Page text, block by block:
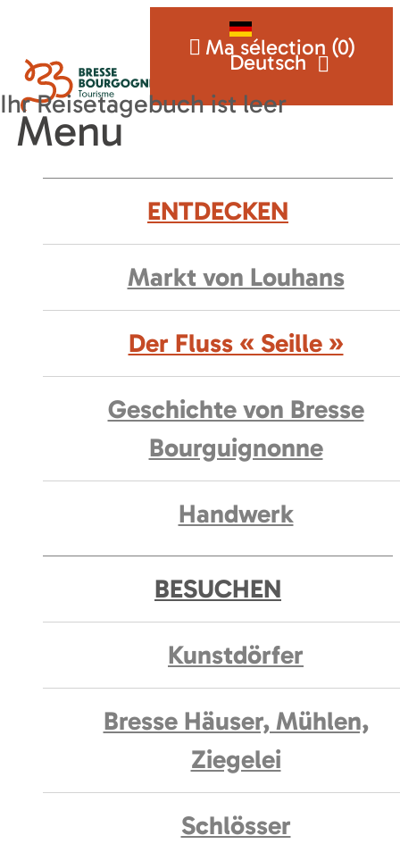
Deutsch
Ma sélection (0)
Menu
ENTDECKEN
Markt von Louhans
Der Fluss « Seille »
Geschichte von Bresse
Bourguignonne
Handwerk
BESUCHEN
Kunstdörfer
Bresse Häuser, Mühlen,
Ziegelei
Schlösser